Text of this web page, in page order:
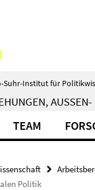
Suhr-Institut für
AUSSEN-
TEAM
Politik